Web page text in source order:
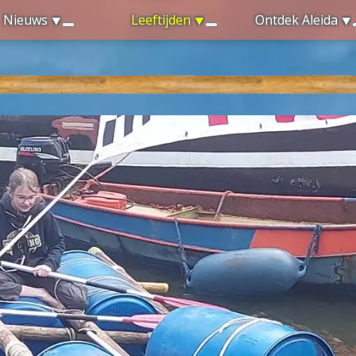
Nieuws Leeftijden Ontdek Aleida